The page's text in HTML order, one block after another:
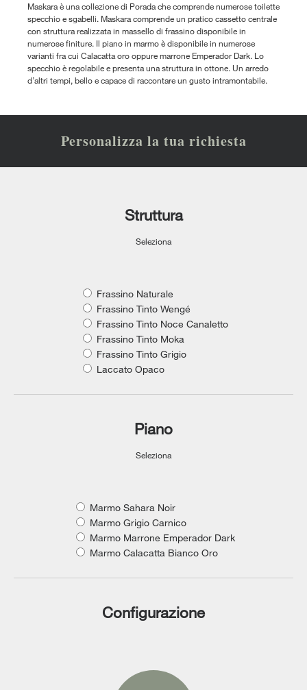
Maskara è una collezione di Porada che comprende numerose toilette
specchio e sgabelli. Maskara comprende un pratico cassetto centrale
con struttura realizzata in massello di frassino disponibile in
numerose finiture. Il piano in marmo è disponibile in numerose
varianti fra cui Calacatta oro oppure marrone Emperador Dark. Lo
specchio è regolabile e presenta una struttura in ottone. Un arredo
d’altri tempi, bello e capace di raccontare un gusto intramontabile.
Personalizza la tua richiesta
Struttura
Seleziona
Frassino Naturale
Frassino Tinto Wengé
Frassino Tinto Noce Canaletto
Frassino Tinto Moka
Frassino Tinto Grigio
Laccato Opaco
Piano
Seleziona
Marmo Sahara Noir
Marmo Grigio Carnico
Marmo Marrone Emperador Dark
Marmo Calacatta Bianco Oro
Configurazione